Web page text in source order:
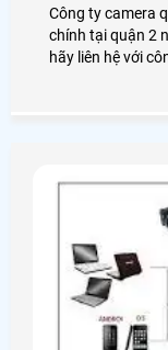
Công ty camera
chính tại quận 2
hãy liên hệ với